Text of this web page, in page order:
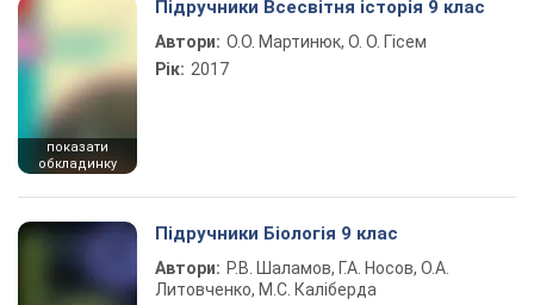
показати
обкладинку
Підручники Всесвітня історія 9 клас
Автори: О.О. Мартинюк, О. О. Гісем
Рік: 2017
Підручники Біологія 9 клас
Автори: Р.В. Шаламов, Г.А. Носов, О.А.
Литовченко, М.С. Каліберда